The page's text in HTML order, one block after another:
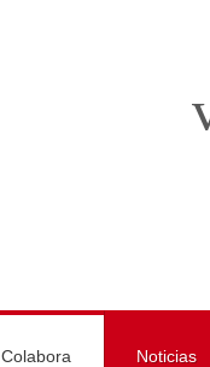
Colabora Noticias